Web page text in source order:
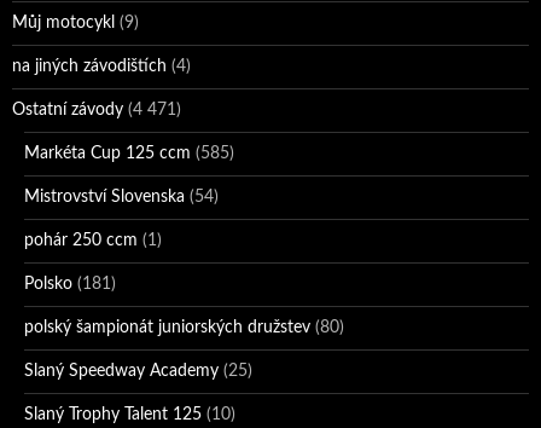
Můj motocykl (9)
na jiných závodištích (4)
Ostatní závody (4 471)
Markéta Cup 125 ccm (585)
Mistrovství Slovenska (54)
pohár 250 ccm (1)
Polsko (181)
polský šampionát juniorských družstev (80)
Slaný Speedway Academy (25)
Slaný Trophy Talent 125 (10)